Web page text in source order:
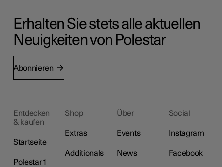
Erhalten Sie stets alle aktuellen
Neuigkeiten von Polestar
Abonnieren
Entdecken
& kaufen
Startseite
Polestar 1
Shop
Extras
Additionals
Über
Events
News
Social
Instagram
Facebook